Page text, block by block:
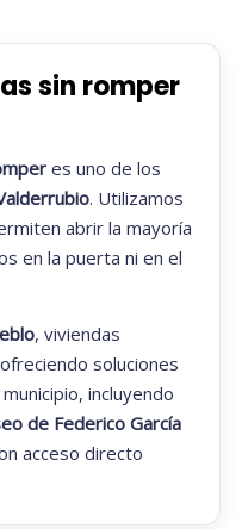
sin romper
es uno de los
. Utilizamos
abrir la mayoría
en la puerta ni en el
, viviendas
soluciones
incluyendo
de Federico García
acceso directo